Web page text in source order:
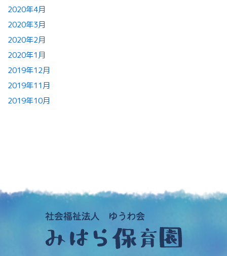
2020年4月
2020年3月
2020年2月
2020年1月
2019年12月
2019年11月
2019年10月